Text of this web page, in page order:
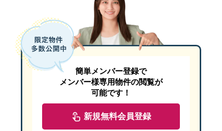
簡単メンバー登録で
メンバー様専用物件の閲覧が
可能です！
新規無料会員登録